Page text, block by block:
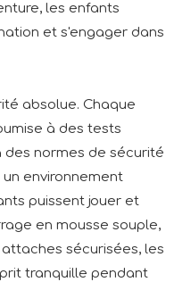
les enfants
et s'engager dans
absolue. Chaque
à des tests
normes de sécurité
environnement
puissent jouer et
en mousse souple,
sécurisées, les
tranquille pendant